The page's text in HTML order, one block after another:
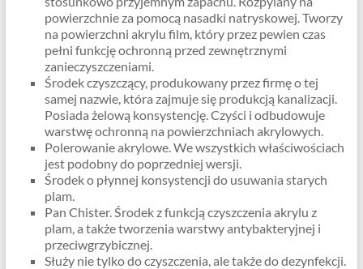
powierzchnie za pomocą nasadki natryskowej. Tworzy
na powierzchni akrylu film, który przez pewien czas
pełni funkcję ochronną przed zewnętrznymi
zanieczyszczeniami.
Środek czyszczący, produkowany przez firmę o tej
samej nazwie, która zajmuje się produkcją kanalizacji.
Posiada żelową konsystencję. Czyści i odbudowuje
warstwę ochronną na powierzchniach akrylowych.
Polerowanie akrylowe. We wszystkich właściwościach
jest podobny do poprzedniej wersji.
Środek o płynnej konsystencji do usuwania starych
plam.
Pan Chister. Środek z funkcją czyszczenia akrylu z
plam, a także tworzenia warstwy antybakteryjnej i
przeciwgrzybicznej.
Służy nie tylko do czyszczenia, ale także do dezynfekcji.